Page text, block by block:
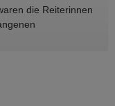
die Reiterinnen
Bei